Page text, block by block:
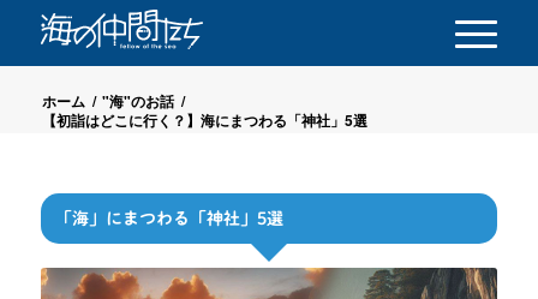
ホーム / "海"のお話 /
【初詣はどこに行く？】海にまつわる「神社」5選
「海」にまつわる「神社」5選